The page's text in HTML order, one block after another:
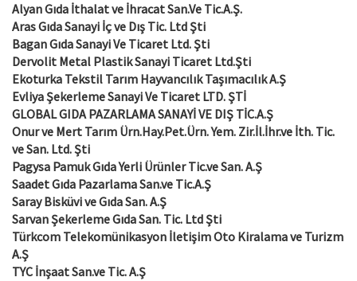
Alyan Gıda İthalat ve İhracat San.Ve Tic.A.Ş.
Aras Gıda Sanayi İç ve Dış Tic. Ltd Şti
Bagan Gıda Sanayi Ve Ticaret Ltd. Şti
Dervolit Metal Plastik Sanayi Ticaret Ltd.Şti
Ekoturka Tekstil Tarım Hayvancılık Taşımacılık A.Ş
Evliya Şekerleme Sanayi Ve Ticaret LTD. ŞTİ
GLOBAL GIDA PAZARLAMA SANAYİ VE DIŞ TİC.A.Ş
Onur ve Mert Tarım Ürn.Hay.Pet.Ürn. Yem. Zir.İl.İhr.ve İth. Tic.
ve San. Ltd. Şti
Pagysa Pamuk Gıda Yerli Ürünler Tic.ve San. A.Ş
Saadet Gıda Pazarlama San.ve Tic.A.Ş
Saray Bisküvi ve Gıda San. A.Ş
Sarvan Şekerleme Gıda San. Tic. Ltd Şti
Türkcom Telekomünikasyon İletişim Oto Kiralama ve Turizm
A.Ş
TYC İnşaat San.ve Tic. A.Ş